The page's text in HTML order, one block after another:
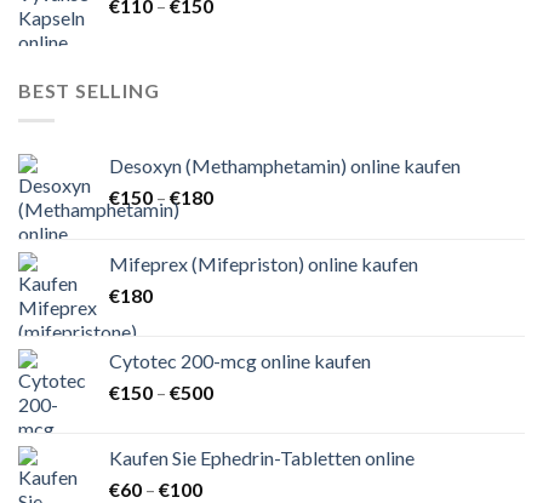
€110 – €150Preisspanne:
BEST SELLING
Desoxyn (Methamphetamin) online kaufen
€150 – €180Preisspanne:
€180
Mifeprex (Mifepriston) online kaufen
€180
Cytotec 200-mcg online kaufen
€150 – €500Preisspanne:
€500
Kaufen Sie Ephedrin-Tabletten online
€60 – €100Preisspanne: